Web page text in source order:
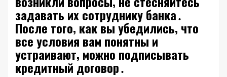
задавать их сотруднику банка․
После того‚ как вы убедились‚ что
все условия вам понятны и
устраивают‚ можно подписывать
кредитный договор․